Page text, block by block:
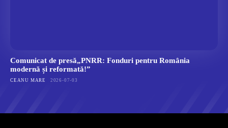
Comunicat de presă„PNRR: Fonduri pentru România
modernă și reformată!”
CEANU MARE 2026-07-03